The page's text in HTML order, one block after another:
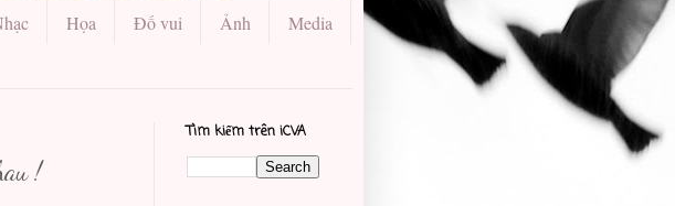
Họa Đố vui Ảnh
Media
!
Tìm kiếm trên iCVA